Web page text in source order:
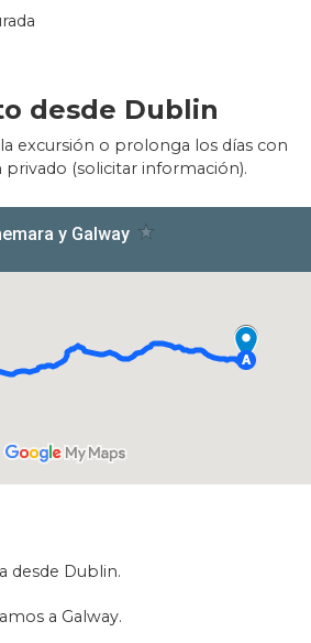
desde Dublin
excursión o prolonga los días con
privado (solicitar información).
desde Dublin.
a Galway.